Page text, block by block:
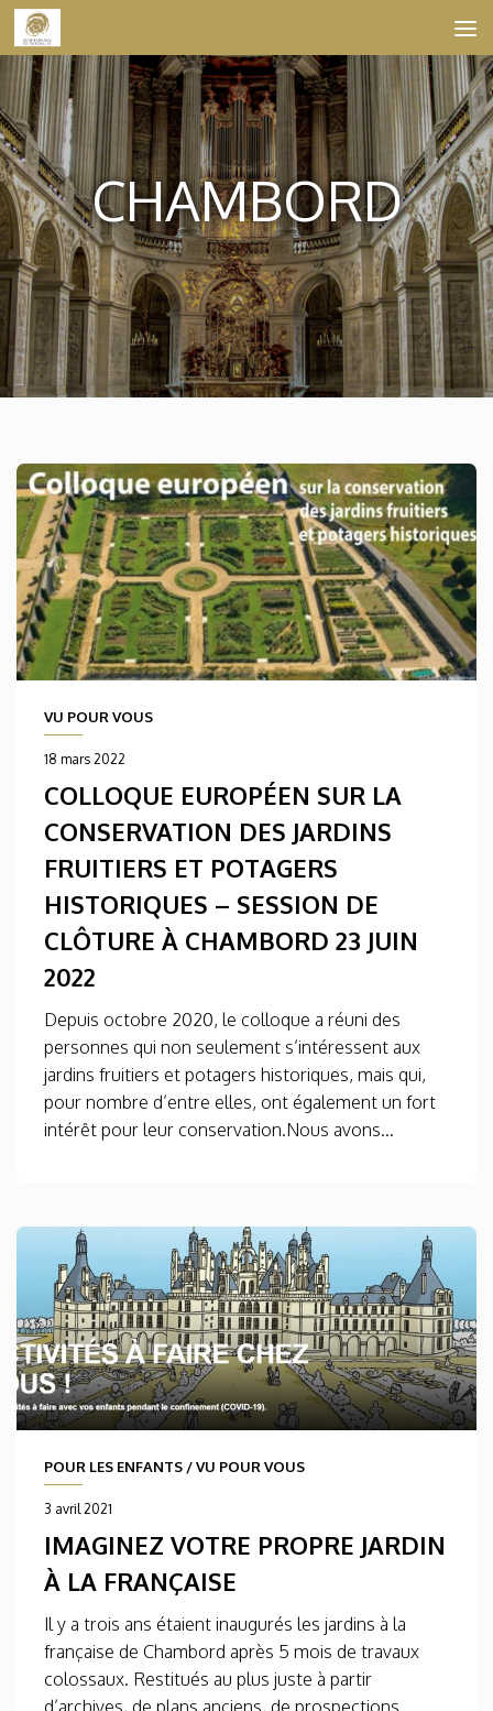
Skip to content
CHAMBORD
VU POUR VOUS
18 mars 2022
COLLOQUE EUROPÉEN SUR LA
CONSERVATION DES JARDINS
FRUITIERS ET POTAGERS
HISTORIQUES – SESSION DE
CLÔTURE À CHAMBORD 23 JUIN
2022
Depuis octobre 2020, le colloque a réuni des
personnes qui non seulement s’intéressent aux
jardins fruitiers et potagers historiques, mais qui,
pour nombre d’entre elles, ont également un fort
intérêt pour leur conservation.Nous avons...
POUR LES ENFANTS /VU POUR VOUS
3 avril 2021
IMAGINEZ VOTRE PROPRE JARDIN
À LA FRANÇAISE
Il y a trois ans étaient inaugurés les jardins à la
française de Chambord après 5 mois de travaux
colossaux. Restitués au plus juste à partir